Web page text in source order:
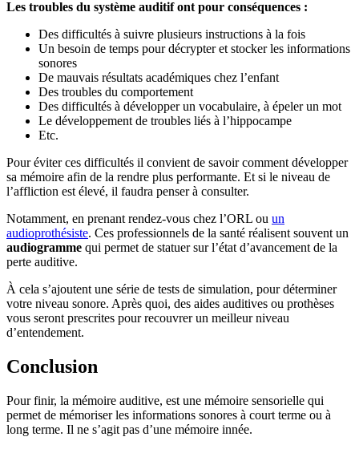
Les troubles du système auditif ont pour conséquences :
Des difficultés à suivre plusieurs instructions à la fois
Un besoin de temps pour décrypter et stocker les informations
sonores
De mauvais résultats académiques chez l’enfant
Des troubles du comportement
Des difficultés à développer un vocabulaire, à épeler un mot
Le développement de troubles liés à l’hippocampe
Etc.
Pour éviter ces difficultés il convient de savoir comment développer
sa mémoire afin de la rendre plus performante. Et si le niveau de
l’affliction est élevé, il faudra penser à consulter.
Notamment, en prenant rendez-vous chez l’ORL ou un
audioprothésiste. Ces professionnels de la santé réalisent souvent un
audiogramme qui permet de statuer sur l’état d’avancement de la
perte auditive.
À cela s’ajoutent une série de tests de simulation, pour déterminer
votre niveau sonore. Après quoi, des aides auditives ou prothèses
vous seront prescrites pour recouvrer un meilleur niveau
d’entendement.
Conclusion
Pour finir, la mémoire auditive, est une mémoire sensorielle qui
permet de mémoriser les informations sonores à court terme ou à
long terme. Il ne s’agit pas d’une mémoire innée.